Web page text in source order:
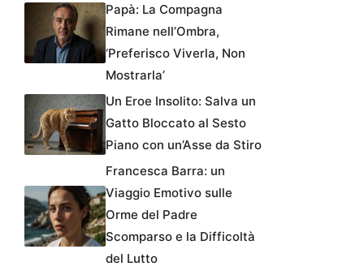
Papà: La Compagna
Rimane nell’Ombra,
‘Preferisco Viverla, Non
Mostrarla’
Un Eroe Insolito: Salva un
Gatto Bloccato al Sesto
Piano con un’Asse da Stiro
Francesca Barra: un
Viaggio Emotivo sulle
Orme del Padre
Scomparso e la Difficoltà
del Lutto